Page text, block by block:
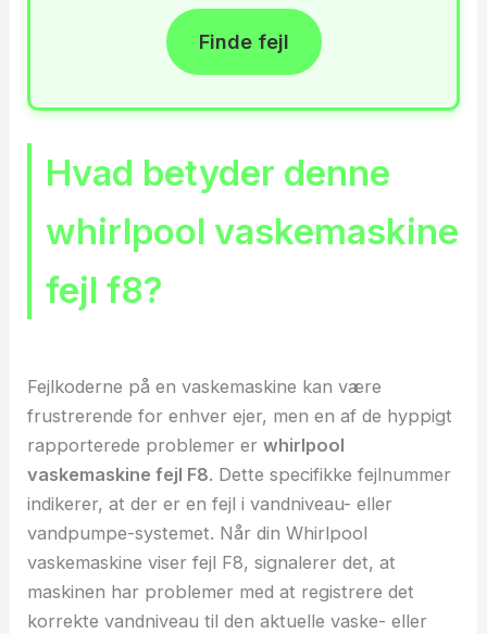
Finde fejl
Hvad betyder denne
whirlpool vaskemaskine
fejl f8?
Fejlkoderne på en vaskemaskine kan være
frustrerende for enhver ejer, men en af de hyppigt
rapporterede problemer erwhirlpool
vaskemaskine fejl F8. Dette specifikke fejlnummer
indikerer, at der er en fejl i vandniveau- eller
vandpumpe-systemet. Når din Whirlpool
vaskemaskine viser fejl F8, signalerer det, at
maskinen har problemer med at registrere det
korrekte vandniveau til den aktuelle vaske- eller